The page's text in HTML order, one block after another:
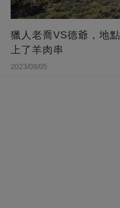
獵人老喬VS德爺，地
上了羊肉串
2023/08/05